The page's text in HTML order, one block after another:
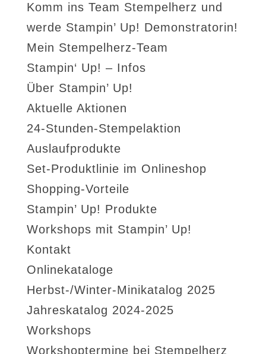
Komm ins Team Stempelherz und
werde Stampin’ Up! Demonstratorin!
Mein Stempelherz-Team
Stampin‘ Up! – Infos
Über Stampin’ Up!
Aktuelle Aktionen
24-Stunden-Stempelaktion
Auslaufprodukte
Set-Produktlinie im Onlineshop
Shopping-Vorteile
Stampin’ Up! Produkte
Workshops mit Stampin’ Up!
Kontakt
Onlinekataloge
Herbst-/Winter-Minikatalog 2025
Jahreskatalog 2024-2025
Workshops
Workshoptermine bei Stempelherz